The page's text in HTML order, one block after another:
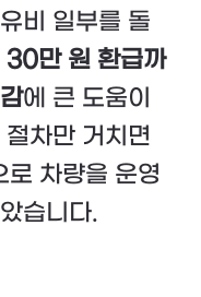
비 일부를 돌
30만 원 환급까
에 큰 도움이
차만 거치면
로 차량을 운영
습니다.